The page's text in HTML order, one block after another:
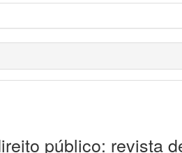
público: revista